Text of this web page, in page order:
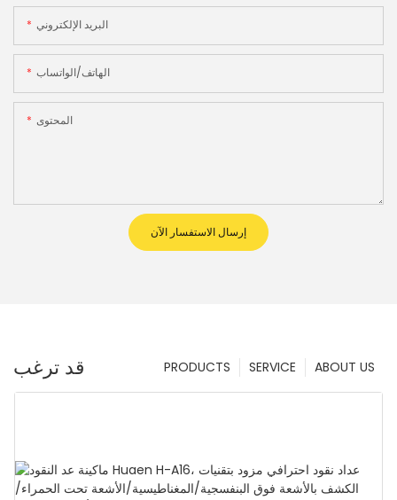
البريد الإلكتروني
الهاتف/الواتساب
المحتوى
إرسال الاستفسار الآن
قد ترغب ABOUT US
SERVICE
PRODUCTS